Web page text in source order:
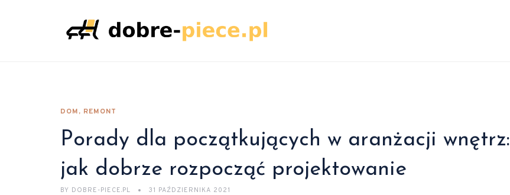
DOM, REMONT
Porady dla początkujących w aranżacji wnętrz:
jak dobrze rozpocząć projektowanie
BY DOBRE-PIECE.PL 31 PAŹDZIERNIKA 2021